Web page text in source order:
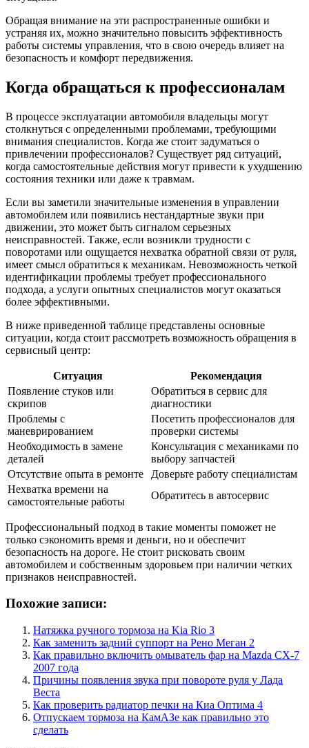
Обращая внимание на эти распространенные ошибки и
устраняя их, можно значительно повысить эффективность
работы системы управления, что в свою очередь влияет на
безопасность и комфорт передвижения.
Когда обращаться к профессионалам
В процессе эксплуатации автомобиля владельцы могут
столкнуться с определенными проблемами, требующими
внимания специалистов. Когда же стоит задуматься о
привлечении профессионалов? Существует ряд ситуаций,
когда самостоятельные действия могут привести к ухудшению
состояния техники или даже к травмам.
Если вы заметили значительные изменения в управлении
автомобилем или появились нестандартные звуки при
движении, это может быть сигналом серьезных
неисправностей. Также, если возникли трудности с
поворотами или ощущается нехватка обратной связи от руля,
имеет смысл обратиться к механикам. Невозможность четкой
идентификации проблемы требует профессионального
подхода, а услуги опытных специалистов могут оказаться
более эффективными.
В ниже приведенной таблице представлены основные
ситуации, когда стоит рассмотреть возможность обращения в
сервисный центр:
Ситуация
Рекомендация
Появление стуков или
скрипов
Обратиться в сервис для
диагностики
Проблемы с
маневрированием
Посетить профессионалов для
проверки системы
Необходимость в замене
деталей
Консультация с механиками по
выбору запчастей
Отсутствие опыта в ремонте
Доверьте работу специалистам
Нехватка времени на
самостоятельные работы
Обратитесь в автосервис
Профессиональный подход в такие моменты поможет не
только сэкономить время и деньги, но и обеспечит
безопасность на дороге. Не стоит рисковать своим
автомобилем и собственным здоровьем при наличии четких
признаков неисправностей.
Похожие записи:
Натяжка ручного тормоза на Kia Rio 3
Как заменить задний суппорт на Рено Меган 2
Как правильно включить омыватель фар на Mazda CX-7
2007 года
Причины появления звука при повороте руля у Лада
Веста
Как проверить радиатор печки на Киа Оптима 4
Отпускаем тормоза на КамАЗе как правильно это
сделать